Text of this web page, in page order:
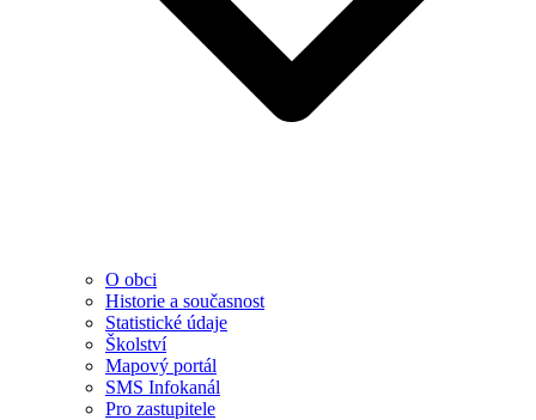
O obci
Historie a současnost
Statistické údaje
Školství
Mapový portál
SMS Infokanál
Pro zastupitele